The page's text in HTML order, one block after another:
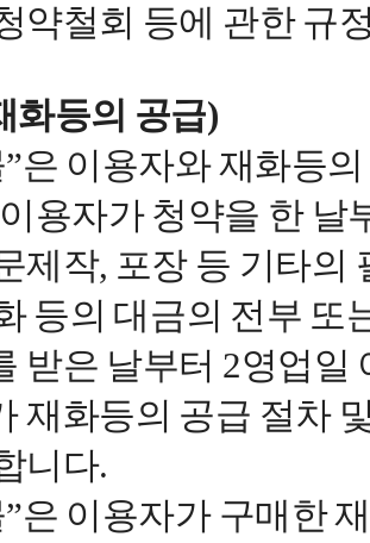
약철회 등에 관한 규
화등의 공급)
은 이용자와 재화등
용자가 청약을 한 날
제작, 포장 등 기타의
등의 대금의 전부 또
받은 날부터 2영업일
재화등의 공급 절차
니다.
은 이용자가 구매한